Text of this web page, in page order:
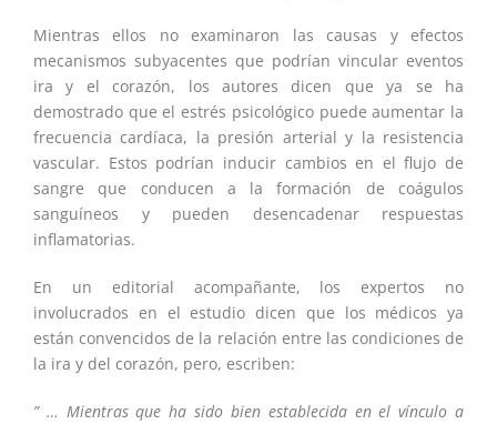
Mientras ellos no examinaron las causas y efectos
mecanismos subyacentes que podrían vincular eventos
ira y el corazón, los autores dicen que ya se ha
demostrado que el estrés psicológico puede aumentar la
frecuencia cardíaca, la presión arterial y la resistencia
vascular. Estos podrían inducir cambios en el flujo de
sangre que conducen a la formación de coágulos
sanguíneos y pueden desencadenar respuestas
inflamatorias.
En un editorial acompañante, los expertos no
involucrados en el estudio dicen que los médicos ya
están convencidos de la relación entre las condiciones de
la ira y del corazón, pero, escriben:
” … Mientras que ha sido bien establecida en el vínculo a